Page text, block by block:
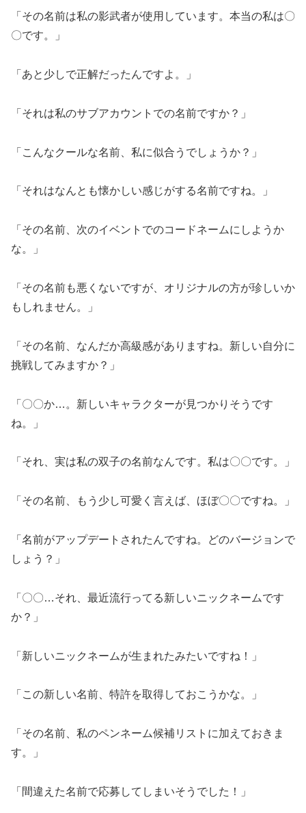
「その名前は私の影武者が使用しています。本当の私は〇
〇です。」
「あと少しで正解だったんですよ。」
「それは私のサブアカウントでの名前ですか？」
「こんなクールな名前、私に似合うでしょうか？」
「それはなんとも懐かしい感じがする名前ですね。」
「その名前、次のイベントでのコードネームにしようか
な。」
「その名前も悪くないですが、オリジナルの方が珍しいか
もしれません。」
「その名前、なんだか高級感がありますね。新しい自分に
挑戦してみますか？」
「〇〇か…。新しいキャラクターが見つかりそうです
ね。」
「それ、実は私の双子の名前なんです。私は〇〇です。」
「その名前、もう少し可愛く言えば、ほぼ〇〇ですね。」
「名前がアップデートされたんですね。どのバージョンで
しょう？」
「〇〇…それ、最近流行ってる新しいニックネームです
か？」
「新しいニックネームが生まれたみたいですね！」
「この新しい名前、特許を取得しておこうかな。」
「その名前、私のペンネーム候補リストに加えておきま
す。」
「間違えた名前で応募してしまいそうでした！」